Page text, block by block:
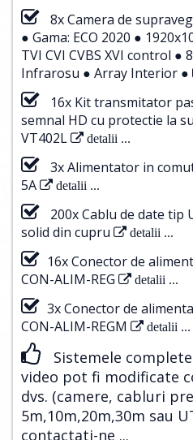
8x Camera de
● Gama: ECO 2020 ●
TVI CVI CVBS XVI control ●
Infrarosu ● Array Interior ●
16x Kit transmitator
semnal HD cu protectie la
VT402L
detalii ...
3x Alimentator in
5A
detalii ...
200x Cablu de date tip
solid din cupru
detalii ...
16x Conector de
CON-ALIM-REG
detalii ...
3x Conector de
CON-ALIM-REGM
detalii ...
Sistemele
video pot fi modificate
dvs. (camere, cabluri
5m,10m,20m,30m sau
contactati-ne ...